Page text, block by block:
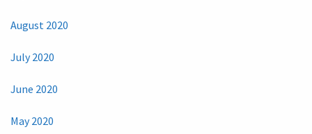
August 2020
July 2020
June 2020
May 2020